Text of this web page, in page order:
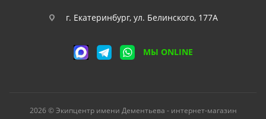
г. Екатеринбург, ул. Белинского, 177А
МЫ ONLINE
2026 © Экипцентр имени Дементьева - интернет-магазин